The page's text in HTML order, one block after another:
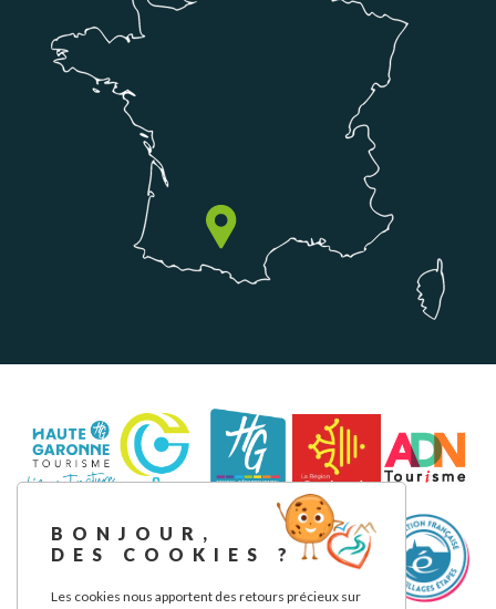
BONJOUR,
DES COOKIES ?
Les cookies nous apportent des retours précieux sur